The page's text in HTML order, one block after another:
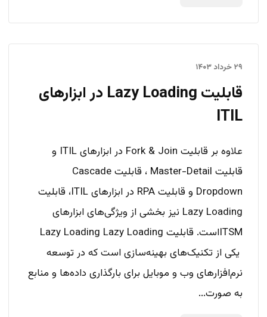
۲۹ خرداد ۱۴۰۳
قابلیت Lazy Loading در ابزارهای
ITIL
علاوه بر قابلیت‌ Fork & Join در ابزارهای ITIL و
قابلیت Master-Detail ، قابلیت Cascade
Dropdown و قابلیت RPA در ابزارهای ITIL، قابلیت
Lazy Loading نیز بخشی از ویژگی‌های ابزارهای
ITSM‌است. قابلیت Lazy Loading Lazy Loading
یکی از تکنیک‌های بهینه‌سازی است که در توسعه
نرم‌افزارهای وب و موبایل برای بارگذاری داده‌ها و منابع
به صورت...